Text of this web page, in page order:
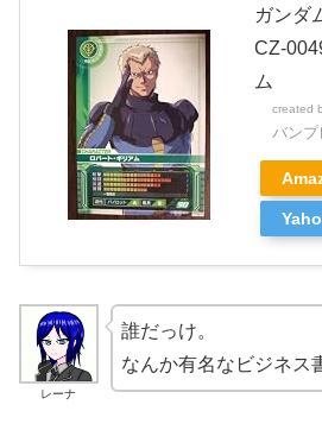
ガンダ
CZ-
ム
created
バンプ
レーナ
誰だっけ。
なんか有名なビジネス